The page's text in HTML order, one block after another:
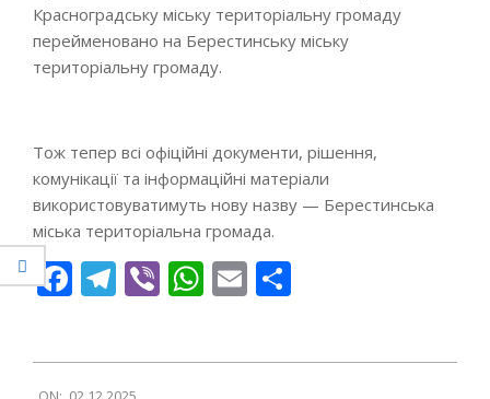
Красноградську міську територіальну громаду
перейменовано на Берестинську міську
територіальну громаду.
Тож тепер всі офіційні документи, рішення,
комунікації та інформаційні матеріали
використовуватимуть нову назву — Берестинська
міська територіальна громада.
Facebook
Telegram
ViberWhatsApp
Email